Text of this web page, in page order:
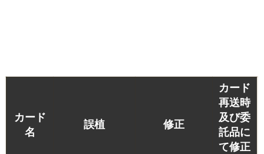
カード
名
誤植 修正
カード
再送時
及び委
託品に
て修正